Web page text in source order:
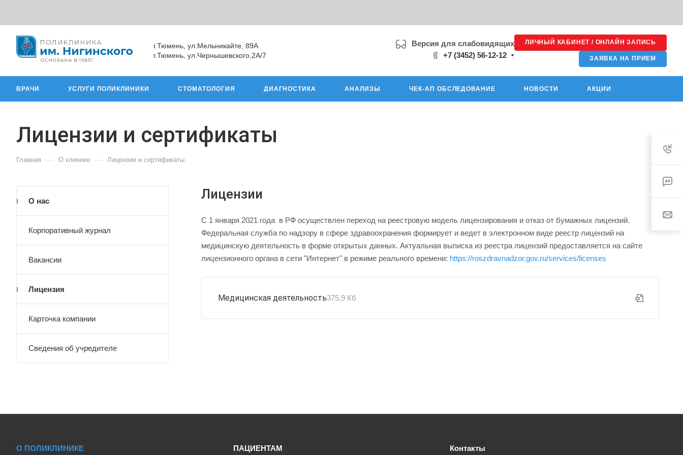
г.Тюмень, ул.Мельникайте, 89А
г.Тюмень, ул.Чернышевского,2А/7
Версия для слабовидящих
+7 (3452) 56-12-12
ЛИЧНЫЙ КАБИНЕТ / ОНЛАЙН ЗАПИСЬ
ЗАЯВКА НА ПРИЕМ
ВРАЧИ УСЛУГИ ПОЛИКЛИНИКИ СТОМАТОЛОГИЯ ДИАГНОСТИКА АНАЛИЗЫ ЧЕК-АП ОБСЛЕДОВАНИЕ НОВОСТИ АКЦИИ
Лицензии и сертификаты
Главная — О клинике — Лицензии и сертификаты
Лицензии
C 1 января 2021 года в РФ осуществлен переход на реестровую модель лицензирования и отказ от бумажных лицензий.
Федеральная служба по надзору в сфере здравоохранения формирует и ведет в электронном виде реестр лицензий на
медицинскую деятельность в форме открытых данных. Актуальная выписка из реестра лицензий предоставляется на сайте
лицензионного органа в сети "Интернет" в режиме реального времени: https://roszdravnadzor.gov.ru/services/licenses
Медицинская деятельность375,9 Кб
О нас
Корпоративный журнал
Вакансии
Лицензия
Карточка компании
Сведения об учредителе
О ПОЛИКЛИНИКЕ ПАЦИЕНТАМ Контакты